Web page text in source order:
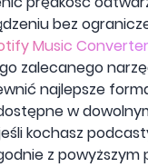
bez
Music Converter
zalecanego
najlepsze
w
kochasz
z powyższym